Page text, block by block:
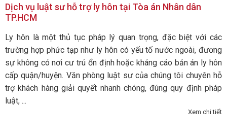
Dịch vụ luật sư hỗ trợ ly hôn tại Tòa án Nhân dân
TP.HCM
Ly hôn là một thủ tục pháp lý quan trọng, đặc biệt với các
trường hợp phức tạp như ly hôn có yếu tố nước ngoài, đương
sự không có nơi cư trú ổn định hoặc kháng cáo bản án ly hôn
cấp quận/huyện. Văn phòng luật sư của chúng tôi chuyên hỗ
trợ khách hàng giải quyết nhanh chóng, đúng quy định pháp
luật, ...
Xem chi tiết